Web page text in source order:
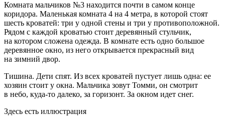
Комната мальчиков №3 находится почти в самом конце
коридора. Маленькая комната 4 на 4 метра, в которой стоят
шесть кроватей: три у одной стены и три у противоположной.
Рядом с каждой кроватью стоит деревянный стульчик,
на котором сложена одежда. В комнате есть одно большое
деревянное окно, из него открывается прекрасный вид
на зимний двор.
Тишина. Дети спят. Из всех кроватей пустует лишь одна: ее
хозяин стоит у окна. Мальчика зовут Томми, он смотрит
в небо, куда-то далеко, за горизонт. За окном идет снег.
Здесь есть иллюстрация